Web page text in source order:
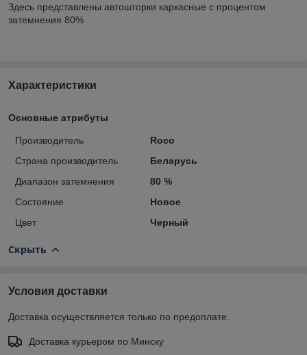
Здесь представлены автошторки каркасные с процентом
затемнения 80%
Характеристики
Основные атрибуты
Производитель
Roco
Страна производитель
Беларусь
Диапазон затемнения
80 %
Состояние
Новое
Цвет
Черный
Скрыть
Условия доставки
Доставка осуществляется только по предоплате.
Доставка курьером по Минску